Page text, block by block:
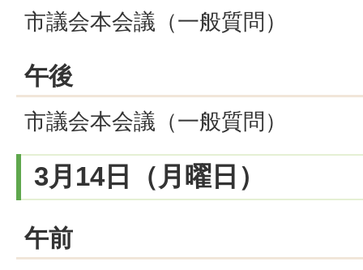
市議会本会議（一般質問）
午後
市議会本会議（一般質問）
3月14日（月曜日）
午前